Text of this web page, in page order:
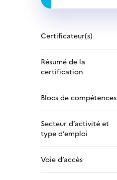
Certificateur(s)
Résumé de la
certification
Blocs de compétences
Secteur d’activité et
type d’emploi
Voie d’accès